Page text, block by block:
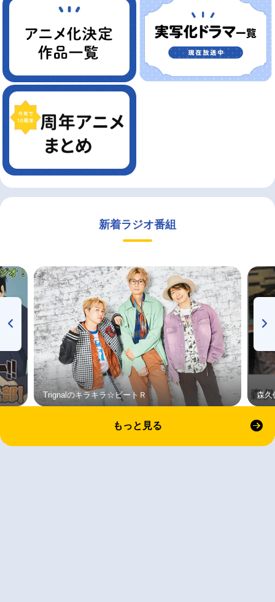
新着ラジオ番組
Trignalのキラキラ☆ビートＲ 森久
もっと見る